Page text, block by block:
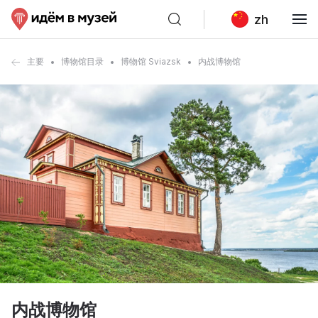
zh
主要 博物馆目录 博物馆 Sviazsk 内战博物馆
内战博物馆